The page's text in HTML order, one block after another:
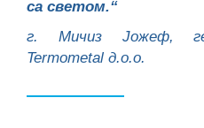
са светом.“
г. Мичиз Јожеф,
Termometal д.о.о.